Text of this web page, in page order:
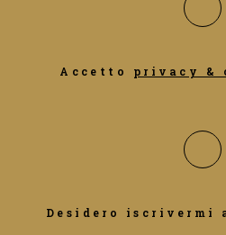
Accetto privacy &
Desidero iscrivermi